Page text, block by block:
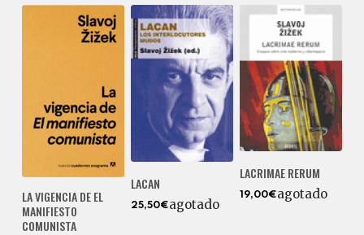
LA VIGENCIA DE EL
MANIFIESTO
COMUNISTA
LACAN
25,50€agotado
LACRIMAE RERUM
19,00€agotado